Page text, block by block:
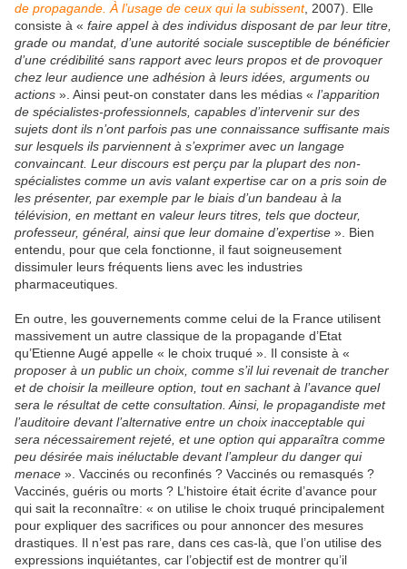
de propagande. À l’usage de ceux qui la subissent, 2007). Elle
consiste à « faire appel à des individus disposant de par leur titre,
grade ou mandat, d’une autorité sociale susceptible de bénéficier
d’une crédibilité sans rapport avec leurs propos et de provoquer
chez leur audience une adhésion à leurs idées, arguments ou
actions ». Ainsi peut-on constater dans les médias « l’apparition
de spécialistes-professionnels, capables d’intervenir sur des
sujets dont ils n’ont parfois pas une connaissance suffisante mais
sur lesquels ils parviennent à s’exprimer avec un langage
convaincant. Leur discours est perçu par la plupart des non-
spécialistes comme un avis valant expertise car on a pris soin de
les présenter, par exemple par le biais d’un bandeau à la
télévision, en mettant en valeur leurs titres, tels que docteur,
professeur, général, ainsi que leur domaine d’expertise ». Bien
entendu, pour que cela fonctionne, il faut soigneusement
dissimuler leurs fréquents liens avec les industries
pharmaceutiques.
En outre, les gouvernements comme celui de la France utilisent
massivement un autre classique de la propagande d’Etat
qu’Etienne Augé appelle « le choix truqué ». Il consiste à «
proposer à un public un choix, comme s’il lui revenait de trancher
et de choisir la meilleure option, tout en sachant à l’avance quel
sera le résultat de cette consultation. Ainsi, le propagandiste met
l’auditoire devant l’alternative entre un choix inacceptable qui
sera nécessairement rejeté, et une option qui apparaîtra comme
peu désirée mais inéluctable devant l’ampleur du danger qui
menace ». Vaccinés ou reconfinés ? Vaccinés ou remasqués ?
Vaccinés, guéris ou morts ? L’histoire était écrite d’avance pour
qui sait la reconnaître: « on utilise le choix truqué principalement
pour expliquer des sacrifices ou pour annoncer des mesures
drastiques. Il n’est pas rare, dans ces cas-là, que l’on utilise des
expressions inquiétantes, car l’objectif est de montrer qu’il